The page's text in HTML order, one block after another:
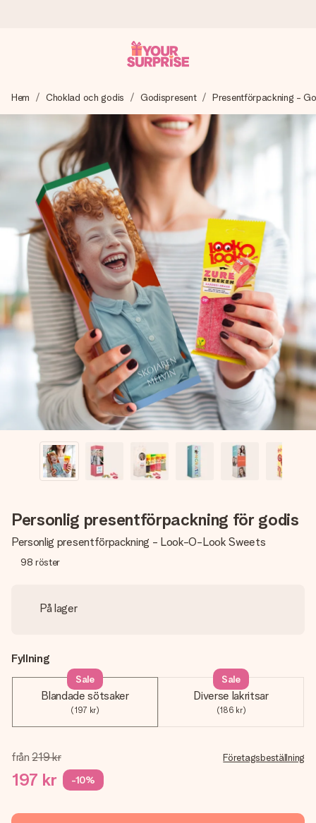
Vi skapar din gåva med omsorg och skickar den blixtsnabbt
– så att du kan ge den i precis rätt tid, när det betyder som
4,6 (baserat på +15 000 recensioner)
Våra gåvor inspirerar. Kunder ger oss 4,6 på Google
Reviews.
Gratis hälsning
Skapa något unikt med bara några få steg – med hennes
namn, ditt foto eller ett meddelande som verkligen berör
hennes hjärta. Inget krångel, bara med all kärlek för stunden.
Hem Choklad och godis Godispresent Presentförpackning -
Personlig presentförpackning för godis
Personlig presentförpackning - Look-O-Look Sweets
98 röster
På lager
Fyllning
Blandade sötsaker
(197 kr)
Sale
Diverse lakritsar
(186 kr)
Sale
från 219 kr
197 kr -10%
Företagsbeställning